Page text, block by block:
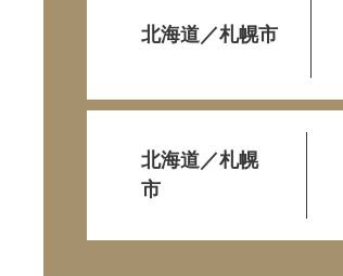
北海道／札幌市
北海道／札幌
市